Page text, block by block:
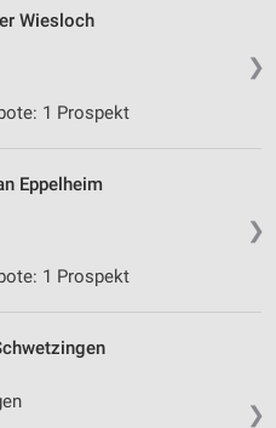
❯
Wiesloch
1 Prospekt
❯
Eppelheim
1 Prospekt
❯